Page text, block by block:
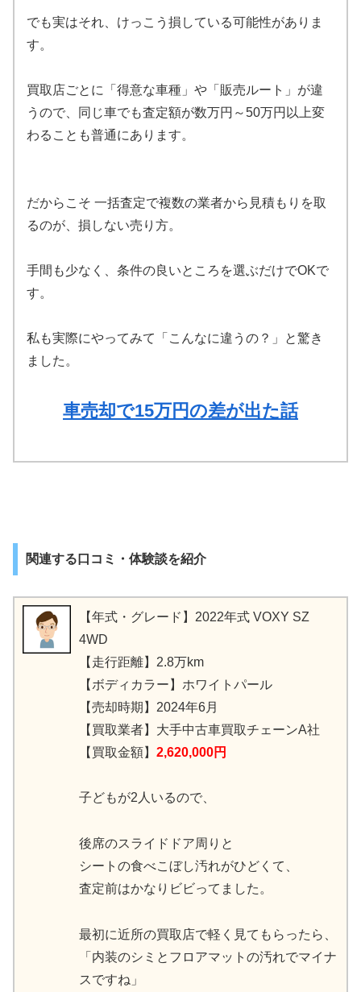
でも実はそれ、けっこう損している可能性がありま
す。
買取店ごとに「得意な車種」や「販売ルート」が違
うので、同じ車でも査定額が数万円～50万円以上変
わることも普通にあります。
だからこそ 一括査定で複数の業者から見積もりを取
るのが、損しない売り方。
手間も少なく、条件の良いところを選ぶだけでOKで
す。
私も実際にやってみて「こんなに違うの？」と驚き
ました。
車売却で15万円の差が出た話
関連する口コミ・体験談を紹介
【年式・グレード】2022年式 VOXY SZ
4WD
【走行距離】2.8万km
【ボディカラー】ホワイトパール
【売却時期】2024年6月
【買取業者】大手中古車買取チェーンA社
【買取金額】 2,620,000円
子どもが2人いるので、
後席のスライドドア周りと
シートの食べこぼし汚れがひどくて、
査定前はかなりビビってました。
最初に近所の買取店で軽く見てもらったら、
「内装のシミとフロアマットの汚れでマイナ
スですね」